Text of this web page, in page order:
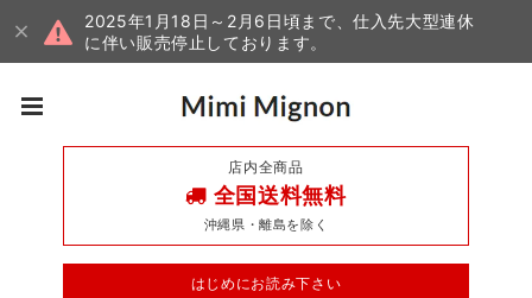
2025年1月18日～2月6日頃まで、仕入先大型連休
に伴い販売停止しております。
店内全商品
全国送料無料
沖縄県・離島を除く
はじめにお読み下さい